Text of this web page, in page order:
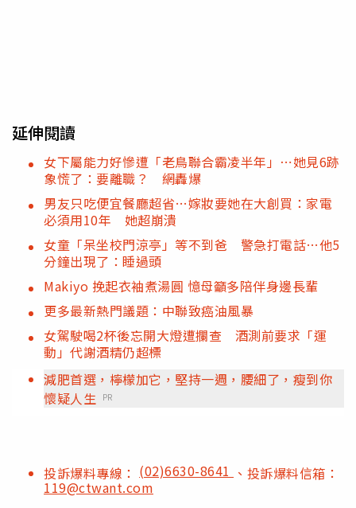
延伸閱讀
女下屬能力好慘遭「老鳥聯合霸凌半年」⋯她見6跡
象慌了：要離職？ 網轟爆
男友只吃便宜餐廳超省…嫁妝要她在大創買：家電
必須用10年 她超崩潰
女童「呆坐校門涼亭」等不到爸 警急打電話…他5
分鐘出現了：睡過頭
Makiyo 挽起衣袖煮湯圓 憶母籲多陪伴身邊長輩
更多最新熱門議題：中聯致癌油風暴
女駕駛喝2杯後忘開大燈遭攔查 酒測前要求「運
動」代謝酒精仍超標
減肥首選，檸檬加它，堅持一週，腰細了，瘦到你
懷疑人生 PR
投訴爆料專線： (02)6630-8641 、投訴爆料信箱：
119@ctwant.com